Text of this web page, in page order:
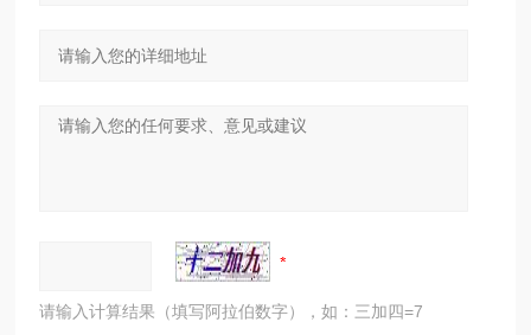
请输入计算结果（填写阿拉伯数字），如：三加四=7